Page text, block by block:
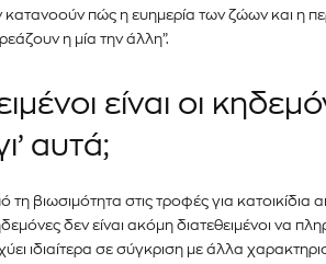
κατανοούν πώς η ευημερία των ζώων και η
η μία την άλλη”.
είναι οι
αυτά;
βιωσιμότητα στις τροφές για κατοικίδια
δεν είναι ακόμη διατεθειμένοι να
ιδιαίτερα σε σύγκριση με άλλα